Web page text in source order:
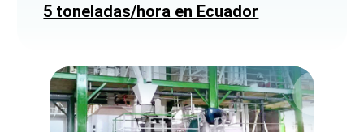
5 toneladas/hora en Ecuador